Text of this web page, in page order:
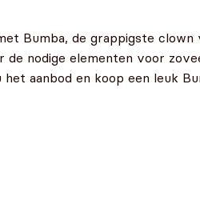
Bumba, de grappigste
nodige elementen voor
aanbod en koop een leuk